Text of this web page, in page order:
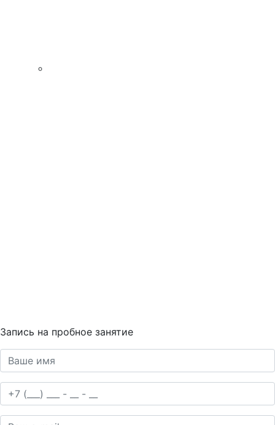
Запись на пробное занятие